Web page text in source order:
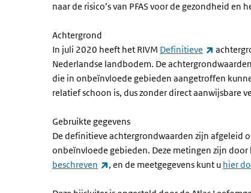
naar de risico’s van PFAS voor de gezondheid en
Achtergrond
In juli 2020 heeft het RIVM Definitieve (externe
Nederlandse landbodem. De
die in onbeïnvloede gebieden aangetroffen
relatief schoon is, dus zonder direct aanwijsbare
Gebruikte gegevens
De definitieve achtergrondwaarden zijn afgeleid
onbeïnvloede gebieden. Deze metingen zijn
beschreven
(externe link)
, en de meetgegevens kunt u hier